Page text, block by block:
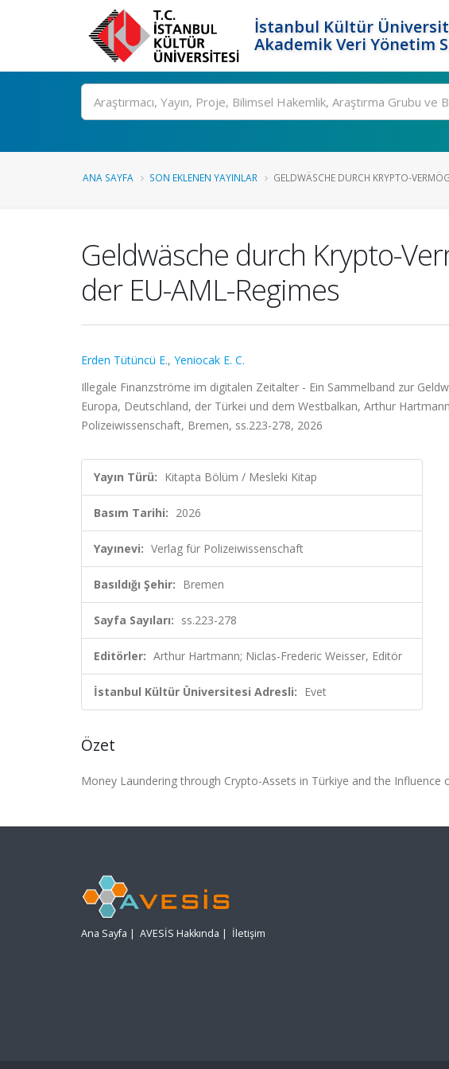
İstanbul Kültür
Akademik Veri Yönetim
Ara
ANA SAYFA SON EKLENEN YAYINLAR GELDWÄSCHE DURCH KRYPTO-
Geldwäsche durch Krypto-
der EU-AML-Regimes
Erden Tütüncü E., Yeniocak E. C.
Illegale Finanzströme im digitalen Zeitalter - Ein Sammelband zur
Europa, Deutschland, der Türkei und dem Westbalkan, Arthur
Polizeiwissenschaft, Bremen, ss.223-278, 2026
Yayın Türü: Kitapta Bölüm / Mesleki Kitap
Basım Tarihi: 2026
Yayınevi: Verlag für Polizeiwissenschaft
Basıldığı Şehir: Bremen
Sayfa Sayıları: ss.223-278
Editörler: Arthur Hartmann; Niclas-Frederic Weisser, Editör
İstanbul Kültür Üniversitesi Adresli: Evet
Özet
Money Laundering through Crypto-Assets in Türkiye and the Influence
Ana Sayfa | AVESİS Hakkında | İletişim